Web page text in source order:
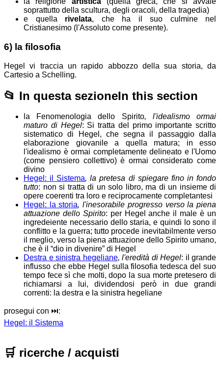
soprattutto della scultura, degli oracoli, della tragedia)
e quella rivelata, che ha il suo culmine nel
Cristianesimo (l'Assoluto come presente).
6) la filosofia
Hegel vi traccia un rapido abbozzo della sua storia, da
Cartesio a Schelling.
📂 In questa sezioneIn this section
la Fenomenologia dello Spirito, l'idealismo ormai
maturo di Hegel: Si tratta del primo importante scritto
sistematico di Hegel, che segna il passaggio dalla
elaborazione giovanile a quella matura; in esso
l'idealismo è ormai completamente delineato e l'Uomo
(come pensiero collettivo) è ormai considerato come
divino
Hegel: il Sistema, la pretesa di spiegare fino in fondo
tutto: non si tratta di un solo libro, ma di un insieme di
opere coerenti tra loro e reciprocamente completantesi
Hegel: la storia, l'inesorabile progresso verso la piena
attuazione dello Spirito: per Hegel anche il male è un
ingredeiente necessario dello staria, e quindi lo sono il
conflitto e la guerra; tutto procede inevitabilmente verso
il meglio, verso la piena attuazione dello Spirito umano,
che è il “dio in divenire” di Hegel
Destra e sinistra hegeliane, l'eredità di Hegel: il grande
influsso che ebbe Hegel sulla filosofia tedesca del suo
tempo fece sì che molti, dopo la sua morte pretesero di
richiamarsi a lui, dividendosi però in due grandi
correnti: la destra e la sinistra hegeliane
prosegui con ⏭️:
Hegel: il Sistema
🛒 ricerche / acquisti